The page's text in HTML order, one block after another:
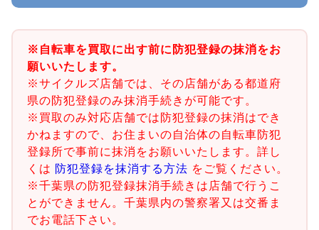
※自転車を買取に出す前に防犯登録の抹消をお
願いいたします。
※サイクルズ店舗では、その店舗がある都道府
県の防犯登録のみ抹消手続きが可能です。
※買取のみ対応店舗では防犯登録の抹消はでき
かねますので、お住まいの自治体の自転車防犯
登録所で事前に抹消をお願いいたします。詳し
くは 防犯登録を抹消する方法 をご覧ください。
※千葉県の防犯登録抹消手続きは店舗で行うこ
とができません。千葉県内の警察署又は交番ま
でお電話下さい。